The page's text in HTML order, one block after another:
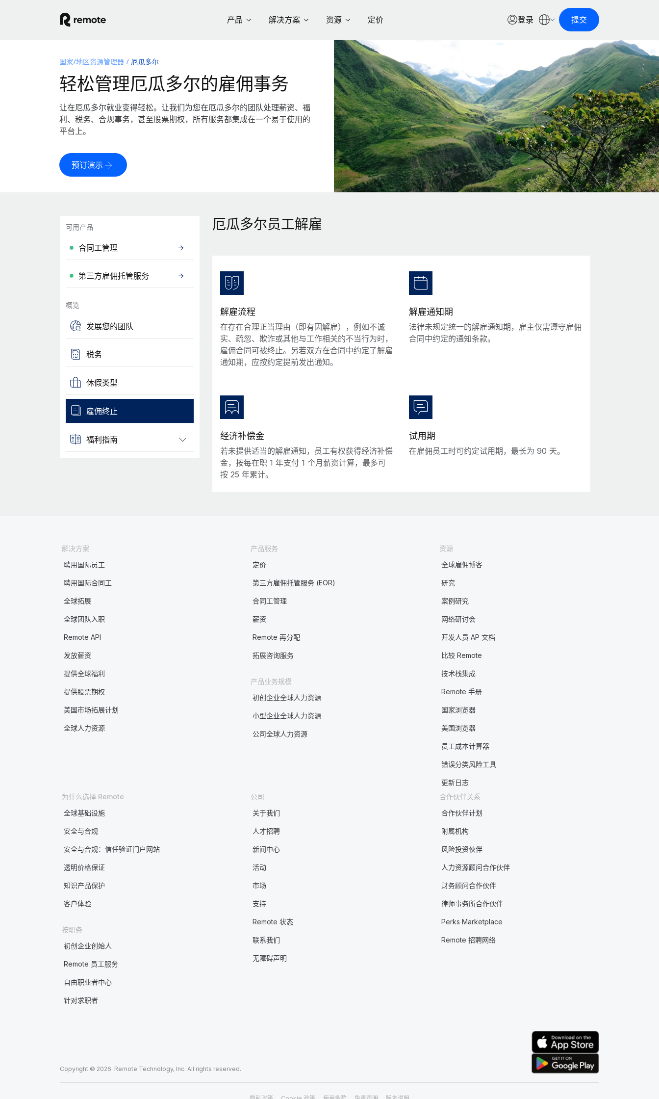
产品 解决方案 资源 定价 登录 提交
国家/地区资源管理器 厄瓜多尔
轻松管理厄瓜多尔的雇佣事务
让在厄瓜多尔就业变得轻松。让我们为您在厄瓜多尔的团队处理薪资、福
利、税务、合规事务，甚至股票期权，所有服务都集成在一个易于使用的
平台上。
预订演示
可用产品
合同工管理
第三方雇佣托管服务
概览
发展您的团队
税务
休假类型
雇佣终止
福利指南
厄瓜多尔员工解雇
解雇流程
在存在合理正当理由（即有因解雇），例如不诚
实、疏忽、欺诈或其他与工作相关的不当行为时，
雇佣合同可被终止。另若双方在合同中约定了解雇
通知期，应按约定提前发出通知。
解雇通知期
法律未规定统一的解雇通知期，雇主仅需遵守雇佣
合同中约定的通知条款。
经济补偿金
若未提供适当的解雇通知，员工有权获得经济补偿
金，按每在职 1 年支付 1 个月薪资计算，最多可
按 25 年累计。
试用期
在雇佣员工时可约定试用期，最长为 90 天。
解决方案
聘用国际员工
聘用国际合同工
全球拓展
全球团队入职
Remote API
发放薪资
提供全球福利
提供股票期权
美国市场拓展计划
全球人力资源
产品服务
定价
第三方雇佣托管服务 (EOR)
合同工管理
薪资
Remote 再分配
拓展咨询服务
产品业务规模
初创企业全球人力资源
小型企业全球人力资源
公司全球人力资源
资源
全球雇佣博客
研究
案例研究
网络研讨会
开发人员 AP 文档
比较 Remote
技术栈集成
Remote 手册
国家浏览器
美国浏览器
员工成本计算器
错误分类风险工具
更新日志
为什么选择 Remote
全球基础设施
安全与合规
安全与合规：信任验证门户网站
透明价格保证
知识产品保护
客户体验
按职务
初创企业创始人
Remote 员工服务
自由职业者中心
针对求职者
公司
关于我们
人才招聘
新闻中心
活动
市场
支持
Remote 状态
联系我们
无障碍声明
合作伙伴关系
合作伙伴计划
附属机构
风险投资伙伴
人力资源顾问合作伙伴
财务顾问合作伙伴
律师事务所合作伙伴
Perks Marketplace
Remote 招聘网络
Copyright © 2026. Remote Technology, Inc. All rights reserved.